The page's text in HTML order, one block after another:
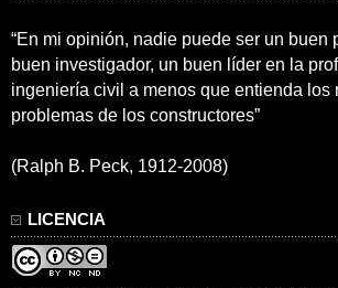
“En mi opinión, nadie puede ser un buen
buen investigador, un buen líder en la
ingeniería civil a menos que entienda los
problemas de los constructores”
(Ralph B. Peck, 1912-2008)
LICENCIA